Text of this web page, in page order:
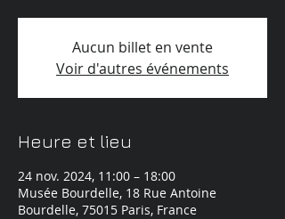
Aucun billet en vente
Voir d'autres événements
Heure et lieu
24 nov. 2024, 11:00 – 18:00
Musée Bourdelle, 18 Rue Antoine
Bourdelle, 75015 Paris, France